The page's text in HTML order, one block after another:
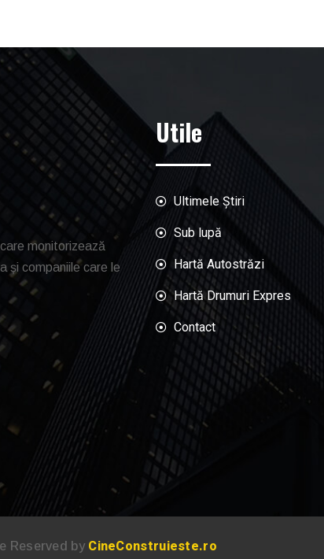
monitorizează
și companiile care le
Utile
Ultimele Știri
Sub lupă
Hartă Autostrăzi
Hartă Drumuri Expres
Contact
Reserved by CineConstruieste.ro